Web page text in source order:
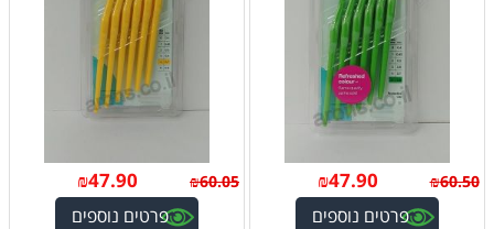
₪60.50
₪47.90
פרטים נוספים
₪60.05
₪47.90
פרטים נוספים